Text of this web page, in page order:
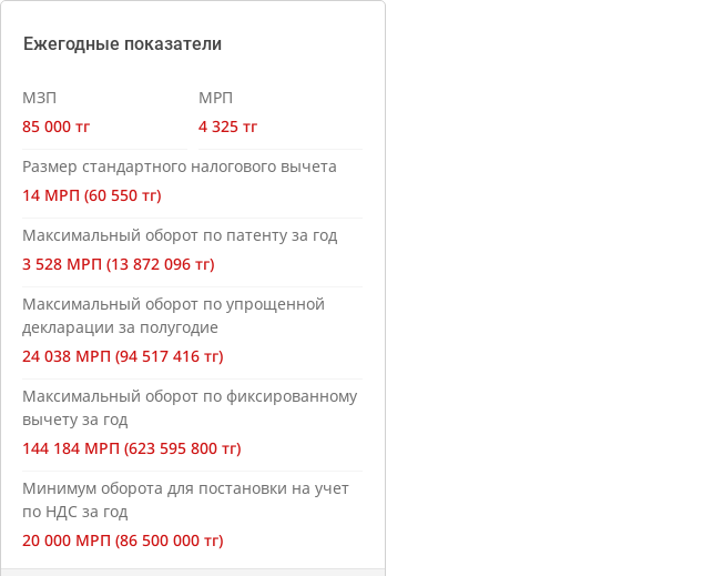
Ежегодные показатели
МЗП
85 000 тг
МРП
4 325 тг
Размер стандартного налогового вычета
14 МРП (60 550 тг)
Максимальный оборот по патенту за год
3 528 МРП (13 872 096 тг)
Максимальный оборот по упрощенной
декларации за полугодие
24 038 МРП (94 517 416 тг)
Максимальный оборот по фиксированному
вычету за год
144 184 МРП (623 595 800 тг)
Минимум оборота для постановки на учет
по НДС за год
20 000 МРП (86 500 000 тг)